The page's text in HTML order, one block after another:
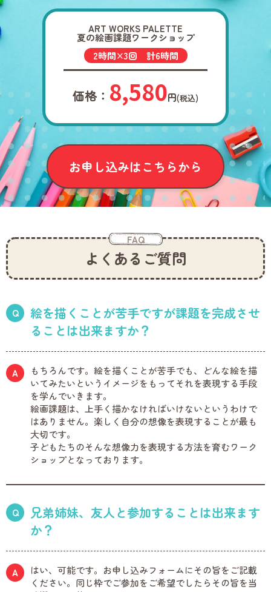
ART WORKS PALETTE
夏の絵画課題ワークショップ
2時間×3回 計6時間
価格： 8,580円(税込)
お申し込みはこちらから
FAQ
よくあるご質問
絵を描くことが苦手ですが課題を完成させ
ることは出来ますか？
もちろんです。絵を描くことが苦手でも、どんな絵を描
いてみたいというイメージをもってそれを表現する手段
を学んでいきます。
絵画課題は、上手く描かなければいけないというわけで
はありません。楽しく自分の想像を表現することが最も
大切です。
子どもたちのそんな想像力を表現する方法を育むワーク
ショップとなっております。
兄弟姉妹、友人と参加することは出来ます
か？
はい、可能です。お申し込みフォームにその旨をご記載
ください。同じ枠でご参加をご希望でしたらその旨を当